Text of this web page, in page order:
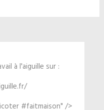
à l'aiguille sur :
#faitmaison" />